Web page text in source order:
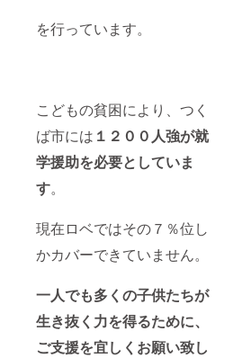
を行っています。
こどもの貧困により、つく
ば市には １２００人強が就
学援助を必要としていま
す。
現在ロベではその７％位し
かカバーできていません。
一人でも多くの子供たちが
生き抜く力を得るために、
ご支援を宜しくお願い致し